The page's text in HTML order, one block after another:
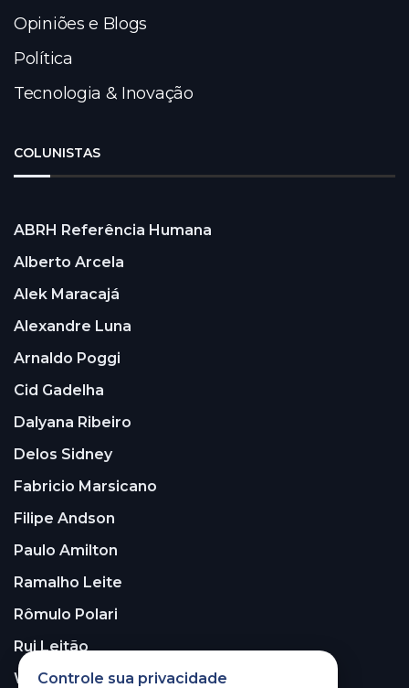
Opiniões e Blogs
Política
Tecnologia & Inovação
COLUNISTAS
ABRH Referência Humana
Alberto Arcela
Alek Maracajá
Alexandre Luna
Arnaldo Poggi
Cid Gadelha
Dalyana Ribeiro
Delos Sidney
Fabricio Marsicano
Filipe Andson
Paulo Amilton
Ramalho Leite
Rômulo Polari
Rui Leitão
Walter Santos
Controle sua privacidade